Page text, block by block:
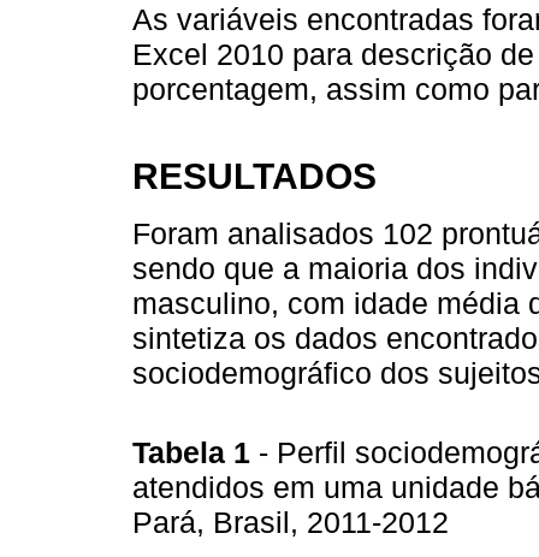
As variáveis encontradas
Excel 2010 para descrição
porcentagem, assim como
RESULTADOS
Foram analisados 102
sendo que a maioria dos
masculino, com idade média
sintetiza os dados
sociodemográfico dos
Tabela 1 - Perfil
atendidos em uma unidade
Pará, Brasil, 2011-2012